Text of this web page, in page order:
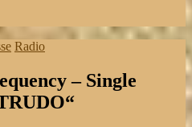
Kategorien
Radio
– Single